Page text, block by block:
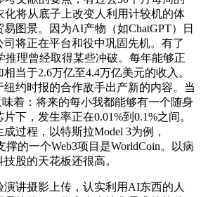
将从底子上改变人利用计较机的体
图景。因为AI产物（如ChatGPT）日
将正在平台和役中巩固先机。有了
理曾经取得某些冲破。每年能够正
当于2.6万亿至4.4万亿美元的收入。
约时报的合作敌手出产新的内容。当
着：将来的每小我都能够有一个随身
下，发生率正在0.01%到0.1%之间。
过程，以特斯拉Model 3为例，
撑的一个Web3项目是WorldCoin。以病
股的天花板还很高。
讲摄影上传，认实利用AI东西的人